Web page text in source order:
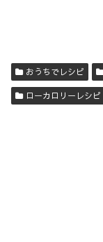
おうちでレシピ
ローカロリーレシピ